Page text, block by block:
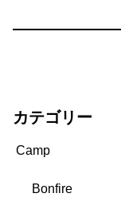
カテゴリー
Camp
Bonfire